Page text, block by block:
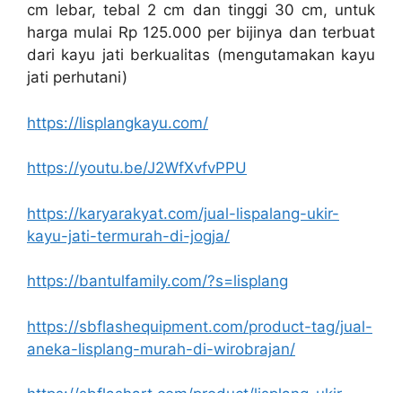
cm lebar, tebal 2 cm dan tinggi 30 cm, untuk
harga mulai Rp 125.000 per bijinya dan terbuat
dari kayu jati berkualitas (mengutamakan kayu
jati perhutani)
https://lisplangkayu.com/
https://youtu.be/J2WfXvfvPPU
https://karyarakyat.com/jual-lispalang-ukir-
kayu-jati-termurah-di-jogja/
https://bantulfamily.com/?s=lisplang
https://sbflashequipment.com/product-tag/jual-
aneka-lisplang-murah-di-wirobrajan/